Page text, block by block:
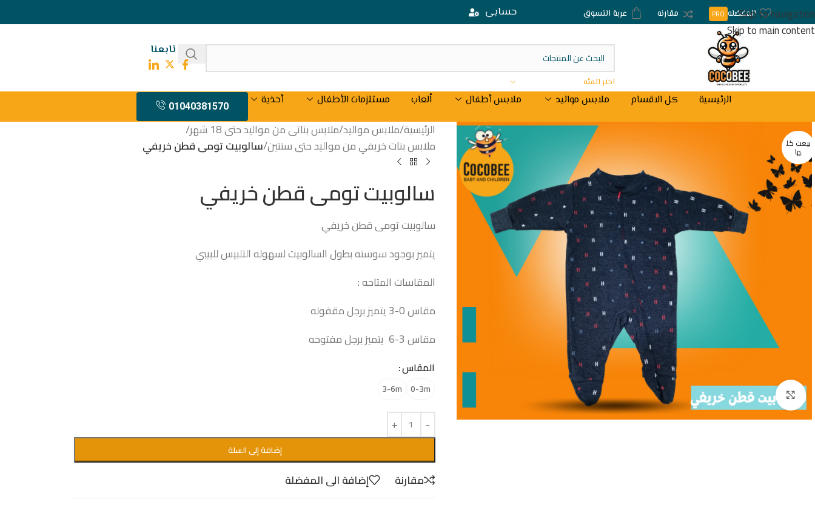
Skip to navigation
Skip to main content
المفضله PRO مقارنه عربة التسوق حسابى
اختر الفئة
تابعنا
الرئيسية كل الاقسام ملابس مواليد ملابس أطفال اْلعاب مستلزمات الأطفال أحذية 01040381570
بيعت كل
ها
اضغط للتكبير
الرئيسية/ملابس مواليد/ملابس بناتى من مواليد حتى 18 شهر
/
ملابس بنات خريفي من مواليد حتى سنتين/سالوبيت تومى قطن خريفي
سالوبيت تومى قطن خريفي
سالوبيت تومى قطن خريفي
يتميز بوجود سوسته بطول السالوبيت لسهوله التلبيس للبيبي
المقاسات المتاحه :
مقاس 0-3 يتميز برجل مقفوله
مقاس 3-6 يتميز برجل مفتوحه
المقاس
0-3m
3-6m
إضافة إلى السلة
مقارنة
إضافة الى المفضلة